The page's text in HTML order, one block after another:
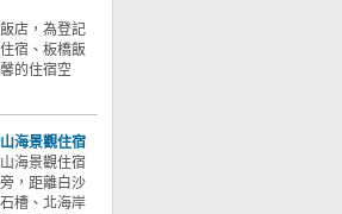
店，為登記
宿、板橋飯
的住宿空
海景觀住宿
海景觀住宿
，距離白沙
槽、北海岸